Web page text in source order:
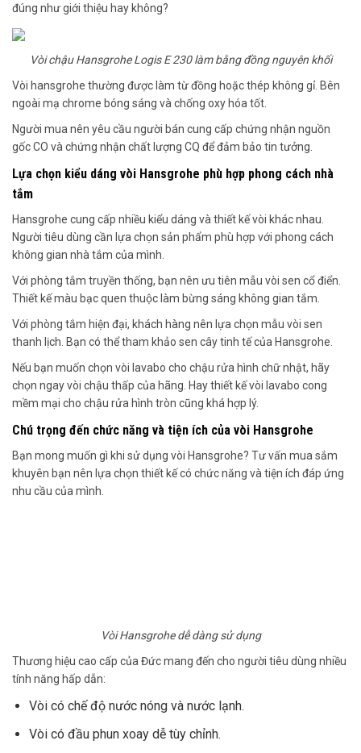
đúng như giới thiệu hay không?
Vòi chậu Hansgrohe Logis E 230 làm bằng đồng nguyên khối
Vòi hansgrohe thường được làm từ đồng hoặc thép không gỉ. Bên
ngoài mạ chrome bóng sáng và chống oxy hóa tốt.
Người mua nên yêu cầu người bán cung cấp chứng nhận nguồn
gốc CO và chứng nhận chất lượng CQ để đảm bảo tin tưởng.
Lựa chọn kiểu dáng vòi Hansgrohe phù hợp phong cách nhà
tắm
Hansgrohe cung cấp nhiều kiểu dáng và thiết kế vòi khác nhau.
Người tiêu dùng cần lựa chọn sản phẩm phù hợp với phong cách
không gian nhà tắm của mình.
Với phòng tắm truyền thống, bạn nên ưu tiên mẫu vòi sen cổ điển.
Thiết kế màu bạc quen thuộc làm bừng sáng không gian tắm.
Với phòng tắm hiện đại, khách hàng nên lựa chọn mẫu vòi sen
thanh lịch. Bạn có thể tham khảo sen cây tinh tế của Hansgrohe.
Nếu bạn muốn chọn vòi lavabo cho chậu rửa hình chữ nhật, hãy
chọn ngay vòi chậu thấp của hãng. Hay thiết kế vòi lavabo cong
mềm mại cho chậu rửa hình tròn cũng khá hợp lý.
Chú trọng đến chức năng và tiện ích của vòi Hansgrohe
Bạn mong muốn gì khi sử dụng vòi Hansgrohe? Tư vấn mua sắm
khuyên bạn nên lựa chọn thiết kế có chức năng và tiện ích đáp ứng
nhu cầu của mình.
Vòi Hansgrohe dễ dàng sử dụng
Thương hiệu cao cấp của Đức mang đến cho người tiêu dùng nhiều
tính năng hấp dẫn:
Vòi có chế độ nước nóng và nước lạnh.
Vòi có đầu phun xoay dễ tùy chỉnh.